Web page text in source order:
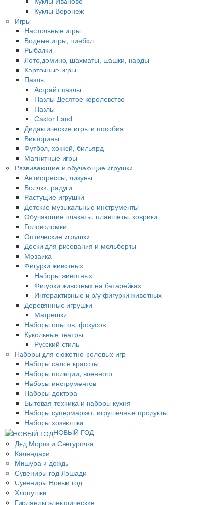
Куклы Воронеж
Игры
Настольные игры
Водные игры, пинбол
Рыбалки
Лото,домино, шахматы, шашки, нарды
Карточные игры
Пазлы
Астрайт пазлы
Пазлы Десятое королевство
Пазлы
Castor Land
Дидактические игры и пособия
Викторины
Футбол, хоккей, бильярд
Магнитные игры
Развивающие и обучающие игрушки
Антистрессы, лизуны
Волчки, радуги
Растущие игрушки
Детские музыкальные инструменты
Обучающие плакаты, планшеты, коврики
Головоломки
Оптические игрушки
Доски для рисования и мольберты
Мозаика
Фигурки животных
Наборы животных
Фигурки животных на батарейках
Интерактивные и р/у фигурки животных
Деревянные игрушки
Матрешки
Наборы опытов, фокусов
Кукольные театры
Русский стиль
Наборы для сюжетно-ролевых игр
Наборы салон красоты
Наборы полиции, военного
Наборы инструментов
Наборы доктора
Бытовая техника и наборы кухня
Наборы супермаркет, игрушечные продукты
Наборы хозяюшка
НОВЫЙ ГОД
Дед Мороз и Снегурочка
Календари
Мишура и дождь
Сувениры год Лошади
Сувениры Новый год
Хлопушки
Гирлянды электрические